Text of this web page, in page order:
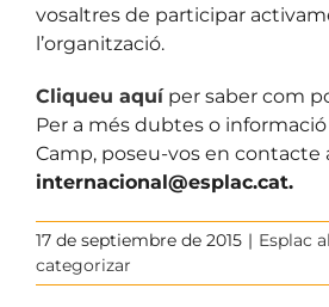
vosaltres de participar
l’organització.
Cliqueu aquíper saber com
Per a més dubtes o informació
Camp, poseu-vos en contacte
internacional@esplac.cat.
17 de septiembre de 2015 | Esplac
categorizar